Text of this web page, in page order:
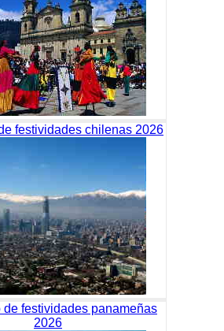
festividades chilenas 2026
festividades panameñas
2026